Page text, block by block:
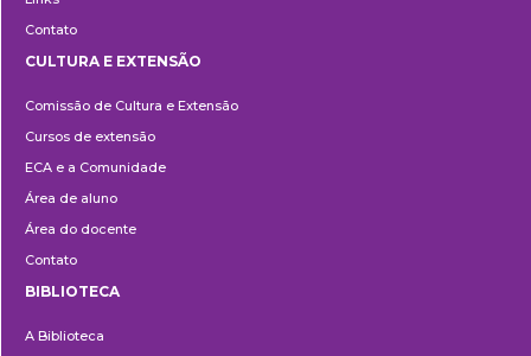
Contato
e
Extensão
CULTURA E EXTENSÃO
Comissão de Cultura e Extensão
Cursos de extensão
ECA e a Comunidade
Área de aluno
Área do docente
Contato
BIBLIOTECA
A Biblioteca